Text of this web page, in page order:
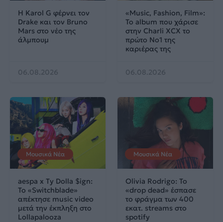
Η Karol G φέρνει τον
Drake και τον Bruno
Mars στο νέο της
άλμπουμ
06.08.2026
«Music, Fashion, Film»:
Το album που χάρισε
στην Charli XCX το
πρώτο No1 της
καριέρας της
06.08.2026
Μουσικά Νέα
aespa x Ty Dolla $ign:
Το «Switchblade»
απέκτησε music video
μετά την έκπληξη στο
Lollapalooza
Μουσικά Νέα
Olivia Rodrigo: To
«drop dead» έσπασε
το φράγμα των 400
εκατ. streams στο
spotify